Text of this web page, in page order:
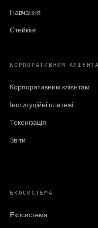
Навчання
Стейкінг
КОРПОРАТИВНИМ
Корпоративним клієнтам
Інституційні платежі
Токенізація
Звіти
ЕКОСИСТЕМА
Екосистема